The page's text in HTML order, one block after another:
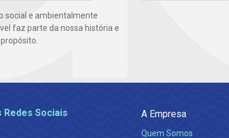
social e ambientalmente
faz parte da nossa história e
Redes Sociais A Empresa
Quem Somos